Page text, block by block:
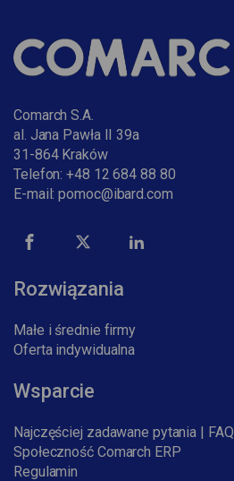
Comarch S.A.
al. Jana Pawła II 39a
31-864 Kraków
Telefon:+48 12 684 88 80
E-mail:pomoc@ibard.com
Rozwiązania
Małe i średnie firmy
Oferta indywidualna
Wsparcie
Najczęściej zadawane pytania | FAQ
Społeczność Comarch ERP
Regulamin